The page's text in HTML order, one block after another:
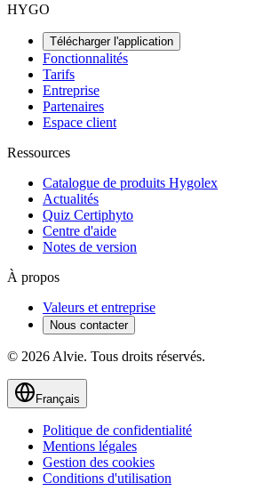
HYGO
Télécharger l'application
Fonctionnalités
Tarifs
Entreprise
Partenaires
Espace client
Ressources
Catalogue de produits Hygolex
Actualités
Quiz Certiphyto
Centre d'aide
Notes de version
À propos
Valeurs et entreprise
Nous contacter
© 2026 Alvie. Tous droits réservés.
Français
Politique de confidentialité
Mentions légales
Gestion des cookies
Conditions d'utilisation